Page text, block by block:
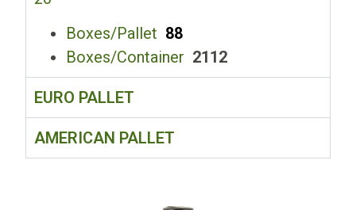
Boxes/Pallet 88
Boxes/Container 2112
EURO PALLET
AMERICAN PALLET